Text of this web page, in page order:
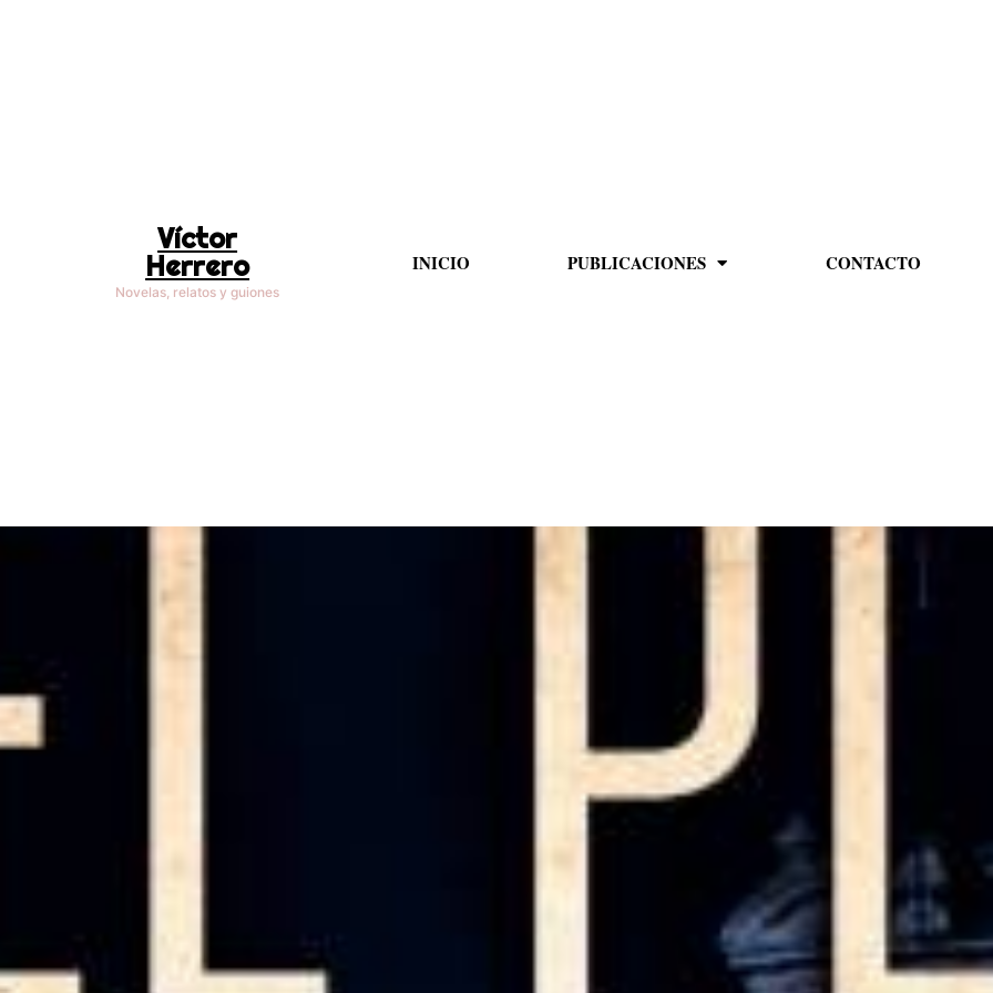
Víctor
Herrero
Novelas, relatos y guiones
INICIO PUBLICACIONES CONTACTO